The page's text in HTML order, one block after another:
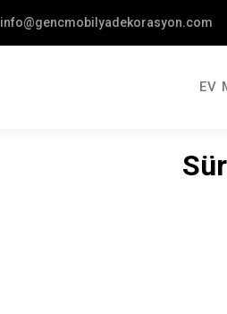
info@gencmobilyadekorasyon.com
EV